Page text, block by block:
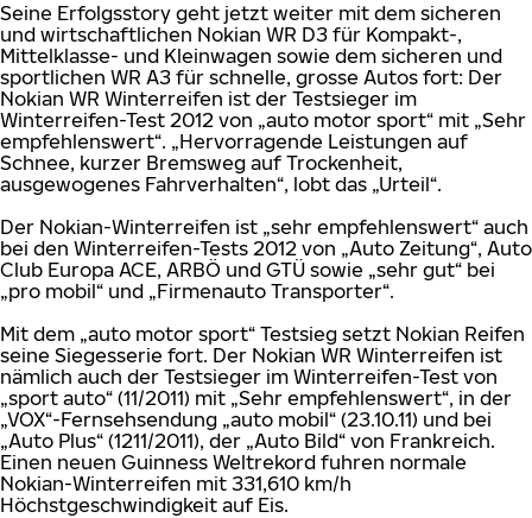
Seine Erfolgsstory geht jetzt weiter mit dem sicheren
und wirtschaftlichen Nokian WR D3 für Kompakt-,
Mittelklasse- und Kleinwagen sowie dem sicheren und
sportlichen WR A3 für schnelle, grosse Autos fort: Der
Nokian WR Winterreifen ist der Testsieger im
Winterreifen-Test 2012 von „auto motor sport“ mit „Sehr
empfehlenswert“. „Hervorragende Leistungen auf
Schnee, kurzer Bremsweg auf Trockenheit,
ausgewogenes Fahrverhalten“, lobt das „Urteil“.
Der Nokian-Winterreifen ist „sehr empfehlenswert“ auch
bei den Winterreifen-Tests 2012 von „Auto Zeitung“, Auto
Club Europa ACE, ARBÖ und GTÜ sowie „sehr gut“ bei
„pro mobil“ und „Firmenauto Transporter“.
Mit dem „auto motor sport“ Testsieg setzt Nokian Reifen
seine Siegesserie fort. Der Nokian WR Winterreifen ist
nämlich auch der Testsieger im Winterreifen-Test von
„sport auto“ (11/2011) mit „Sehr empfehlenswert“, in der
„VOX“-Fernsehsendung „auto mobil“ (23.10.11) und bei
„Auto Plus“ (1211/2011), der „Auto Bild“ von Frankreich.
Einen neuen Guinness Weltrekord fuhren normale
Nokian-Winterreifen mit 331,610 km/h
Höchstgeschwindigkeit auf Eis.